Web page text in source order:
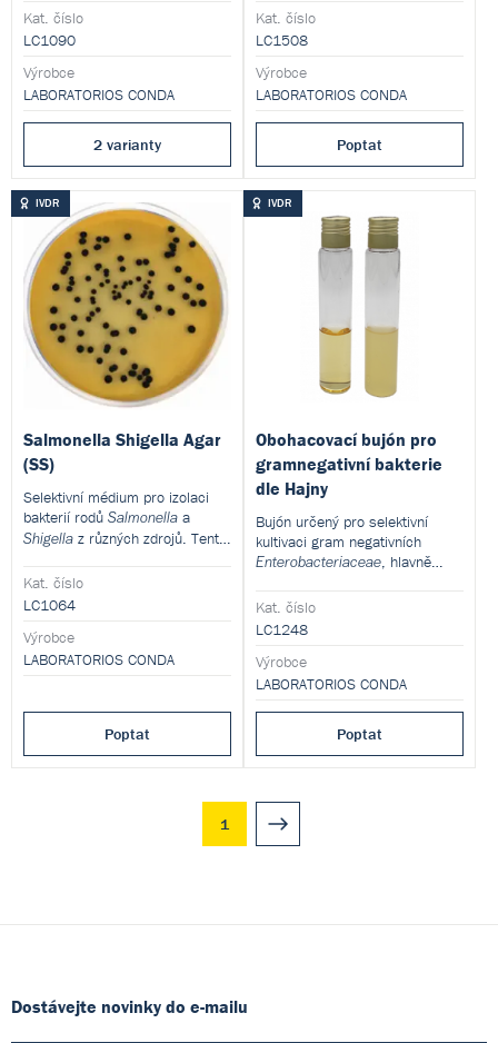
kyselinotvorných
miktoorganismů. Tento produkt
je dodáván v dehydratované
formě a je určen pro přípravu
hotových kultivačních médií.
Kat. číslo
LC1090
Výrobce
LABORATORIOS CONDA
2 varianty
formě a je určen pro přípravu
hotových kultivačních médií.
Kat. číslo
LC1508
Výrobce
LABORATORIOS CONDA
Poptat
IVDR
Salmonella Shigella Agar
(SS)
Selektivní médium pro izolaci
bakterií rodů Salmonella a
Shigella z různých zdrojů. Tento
dehydratované formě a je určen
pro přípravu hotových
kultivačních médií.
Kat. číslo
LC1064
Výrobce
LABORATORIOS CONDA
Poptat
IVDR
Obohacovací bujón pro
gramnegativní bakterie
dle Hajny
Bujón určený pro selektivní
kultivaci gram negativních
Enterobacteriaceae, hlavně
vyšetřovaného materiálu. Tento
produkt je dodáván v
dehydratované formě a je určen
pro přípravu hotových
kultivačních médií.
Kat. číslo
LC1248
Výrobce
LABORATORIOS CONDA
Poptat
1
Dostávejte novinky do e-mailu